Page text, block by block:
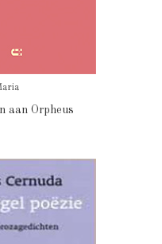
aan Orpheus